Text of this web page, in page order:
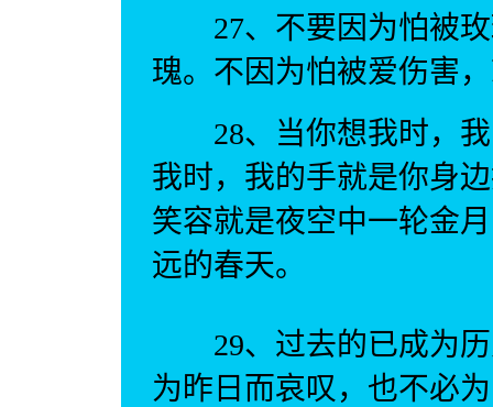
27、不要因为怕被玫
瑰。不因为怕被爱伤害
28、当你想我时，我
我时，我的手就是你身
笑容就是夜空中一轮金
远的春天。
29、过去的已成为历
为昨日而哀叹，也不必